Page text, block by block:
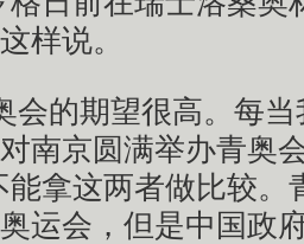
样说。
会的期望很高。每
南京圆满举办青奥
能拿这两者做比较。
运会，但是中国政